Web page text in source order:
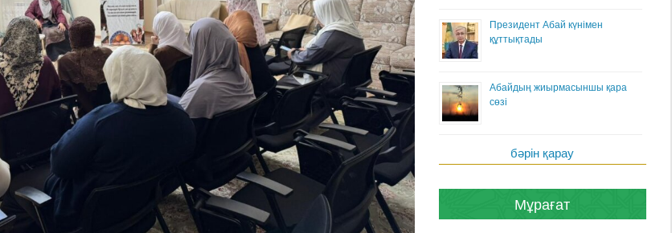
Президент Абай күнімен
құттықтады
Абайдың жиырмасыншы қара
сөзі
бәрін қарау
Мұрағат